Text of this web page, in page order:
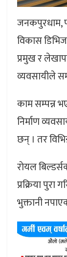
जनकपुरधाम,
विकास
प्रमुख र
व्यवसायीले
काम सम्पन्न
निर्माण
छन् । तर
राेयल
प्रक्रिया पुरा
भुक्तानी